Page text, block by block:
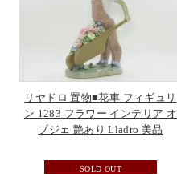
リヤドロ 置物■花車 フィギュリ
ン 1283 フラワー インテリア オ
ブジェ 艶あり Lladro 美品
SOLD OUT